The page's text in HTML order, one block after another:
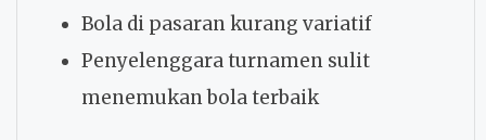
Bola di pasaran kurang variatif
Penyelenggara turnamen sulit
menemukan bola terbaik